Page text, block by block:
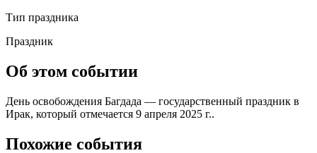
Тип праздника
Праздник
Об этом событии
День освобождения Багдада — государственный праздник в
Ирак, который отмечается 9 апреля 2025 г..
Похожие события